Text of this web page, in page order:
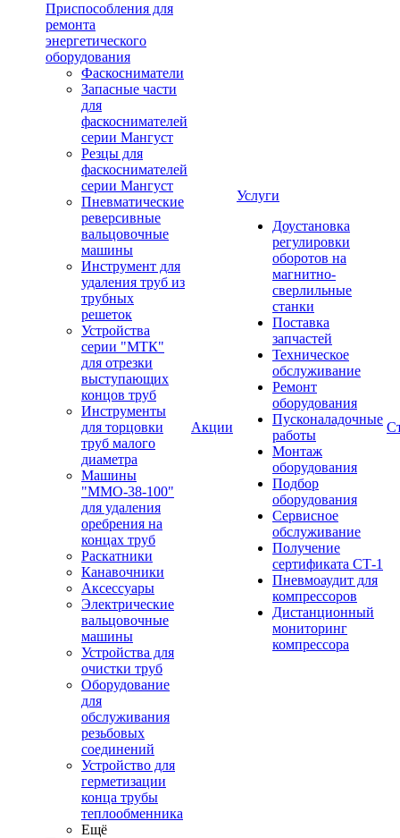
Приспособления для
ремонта
энергетического
оборудования
Фаскосниматели
Запасные части
для
фаскоснимателей
серии Мангуст
Резцы для
фаскоснимателей
серии Мангуст
Пневматические
реверсивные
вальцовочные
машины
Инструмент для
удаления труб из
трубных
решеток
Устройства
серии "МТК"
для отрезки
выступающих
концов труб
Инструменты
для торцовки
труб малого
диаметра
Машины
"ММО-38-100"
для удаления
оребрения на
концах труб
Раскатники
Канавочники
Аксессуары
Электрические
вальцовочные
машины
Устройства для
очистки труб
Оборудование
для
обслуживания
резьбовых
соединений
Устройство для
герметизации
конца трубы
теплообменника
Ещё
Акции
Услуги
Доустановка
регулировки
оборотов на
магнитно-
сверлильные
станки
Поставка
запчастей
Техническое
обслуживание
Ремонт
оборудования
Пусконаладочные
работы
Монтаж
оборудования
Подбор
оборудования
Сервисное
обслуживание
Получение
сертификата СТ-1
Пневмоаудит для
компрессоров
Дистанционный
мониторинг
компрессора